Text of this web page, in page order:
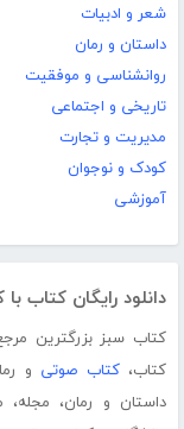
شعر و ادبیات
داستان و رمان
روانشناسی و موفقیت
تاریخی و اجتماعی
مدیریت و تجارت
کودک و نوجوان
آموزشی
دانلود رایگان کتاب
کتاب سبز بزرگترین
کتاب،کتاب صوتی و
داستان و رمان، مجله،